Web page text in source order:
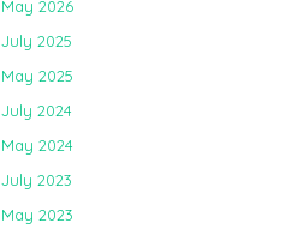
May 2026
July 2025
May 2025
July 2024
May 2024
July 2023
May 2023